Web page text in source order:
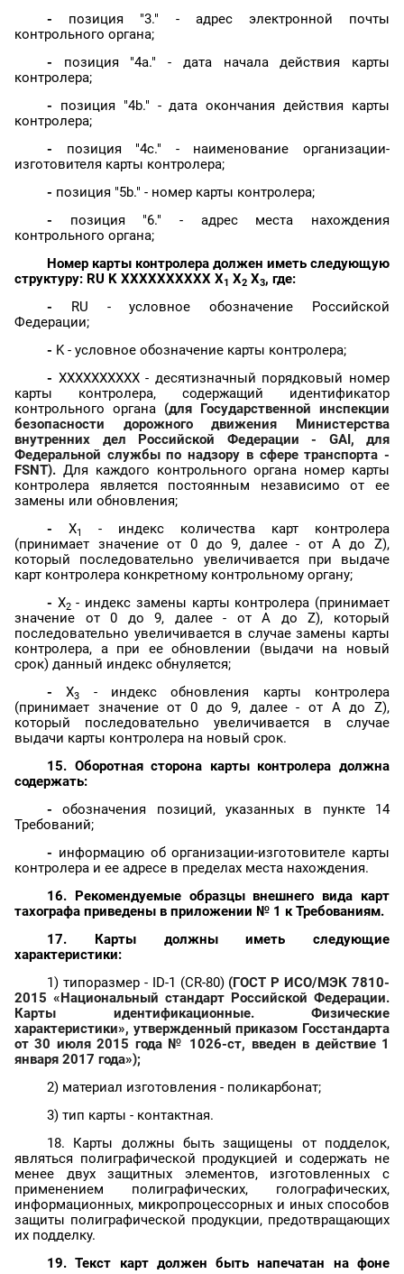
- позиция "3." - адрес электронной почты
контрольного органа;
- позиция "4a." - дата начала действия карты
контролера;
- позиция "4b." - дата окончания действия карты
контролера;
- позиция "4c." - наименование организации-
изготовителя карты контролера;
- позиция "5b." - номер карты контролера;
- позиция "6." - адрес места нахождения
контрольного органа;
Номер карты контролера должен иметь следующую
структуру: RU K XXXXXXXXXX X1 X2 X3, где:
- RU - условное обозначение Российской
Федерации;
- K - условное обозначение карты контролера;
- XXXXXXXXXX - десятизначный порядковый номер
карты контролера, содержащий идентификатор
контрольного органа (для Государственной инспекции
безопасности дорожного движения Министерства
внутренних дел Российской Федерации - GAI, для
Федеральной службы по надзору в сфере транспорта -
FSNT). Для каждого контрольного органа номер карты
контролера является постоянным независимо от ее
замены или обновления;
- X1
- индекс количества карт контролера
(принимает значение от 0 до 9, далее - от A до Z),
который последовательно увеличивается при выдаче
карт контролера конкретному контрольному органу;
- X2- индекс замены карты контролера (принимает
значение от 0 до 9, далее - от A до Z), который
последовательно увеличивается в случае замены карты
контролера, а при ее обновлении (выдачи на новый
срок) данный индекс обнуляется;
-X3
- индекс обновления карты контролера
(принимает значение от 0 до 9, далее - от A до Z),
который последовательно увеличивается в случае
выдачи карты контролера на новый срок.
15. Оборотная сторона карты контролера должна
содержать:
-обозначения позиций, указанных в пункте 14
Требований;
- информацию об организации-изготовителе карты
контролера и ее адресе в пределах места нахождения.
16. Рекомендуемые образцы внешнего вида карт
тахографа приведены в приложении № 1 к Требованиям.
17. Карты должны иметь следующие
характеристики:
1) типоразмер - ID-1 (CR-80) (ГОСТ Р ИСО/МЭК 7810-
2015 «Национальный стандарт Российской Федерации.
Карты идентификационные. Физические
характеристики», утвержденный приказом Госстандарта
от 30 июля 2015 года № 1026-ст, введен в действие 1
января 2017 года»);
2) материал изготовления - поликарбонат;
3) тип карты - контактная.
18. Карты должны быть защищены от подделок,
являться полиграфической продукцией и содержать не
менее двух защитных элементов, изготовленных с
применением полиграфических, голографических,
информационных, микропроцессорных и иных способов
защиты полиграфической продукции, предотвращающих
их подделку.
19. Текст карт должен быть напечатан на фоне